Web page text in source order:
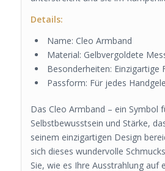
Details:
Name: Cleo Armband
Material: Gelbvergoldete
Besonderheiten: Einzigartige
Passform: Für jedes
Das Cleo Armband – ein Symbol
Selbstbewusstsein und Stärke,
seinem einzigartigen Design
sich dieses wundervolle
Sie, wie es Ihre Ausstrahlung auf